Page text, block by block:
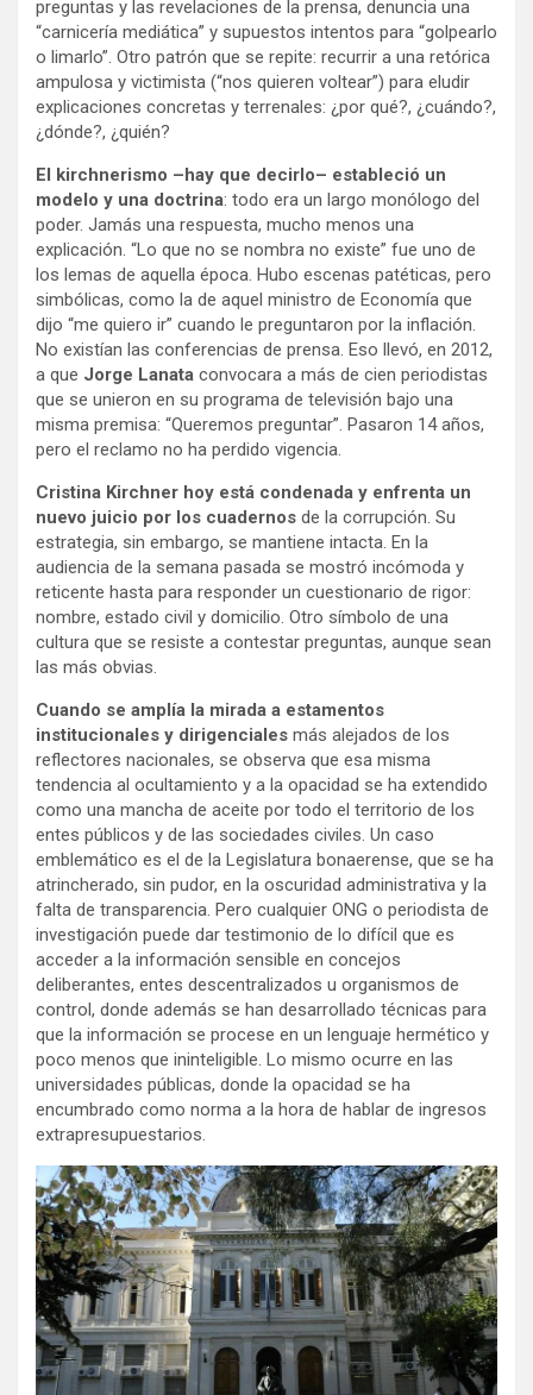
preguntas y las revelaciones de la prensa, denuncia una
“carnicería mediática” y supuestos intentos para “golpearlo
o limarlo”. Otro patrón que se repite: recurrir a una retórica
ampulosa y victimista (“nos quieren voltear”) para eludir
explicaciones concretas y terrenales: ¿por qué?, ¿cuándo?,
¿dónde?, ¿quién?
El kirchnerismo –hay que decirlo– estableció un
modelo y una doctrina: todo era un largo monólogo del
poder. Jamás una respuesta, mucho menos una
explicación. “Lo que no se nombra no existe” fue uno de
los lemas de aquella época. Hubo escenas patéticas, pero
simbólicas, como la de aquel ministro de Economía que
dijo “me quiero ir” cuando le preguntaron por la inflación.
No existían las conferencias de prensa. Eso llevó, en 2012,
a que Jorge Lanata convocara a más de cien periodistas
que se unieron en su programa de televisión bajo una
misma premisa: “Queremos preguntar”. Pasaron 14 años,
pero el reclamo no ha perdido vigencia.
Cristina Kirchner hoy está condenada y enfrenta un
nuevo juicio por los cuadernos de la corrupción. Su
estrategia, sin embargo, se mantiene intacta. En la
audiencia de la semana pasada se mostró incómoda y
reticente hasta para responder un cuestionario de rigor:
nombre, estado civil y domicilio. Otro símbolo de una
cultura que se resiste a contestar preguntas, aunque sean
las más obvias.
Cuando se amplía la mirada a estamentos
institucionales y dirigenciales más alejados de los
reflectores nacionales, se observa que esa misma
tendencia al ocultamiento y a la opacidad se ha extendido
como una mancha de aceite por todo el territorio de los
entes públicos y de las sociedades civiles. Un caso
emblemático es el de la Legislatura bonaerense, que se ha
atrincherado, sin pudor, en la oscuridad administrativa y la
falta de transparencia. Pero cualquier ONG o periodista de
investigación puede dar testimonio de lo difícil que es
acceder a la información sensible en concejos
deliberantes, entes descentralizados u organismos de
control, donde además se han desarrollado técnicas para
que la información se procese en un lenguaje hermético y
poco menos que ininteligible. Lo mismo ocurre en las
universidades públicas, donde la opacidad se ha
encumbrado como norma a la hora de hablar de ingresos
extrapresupuestarios.